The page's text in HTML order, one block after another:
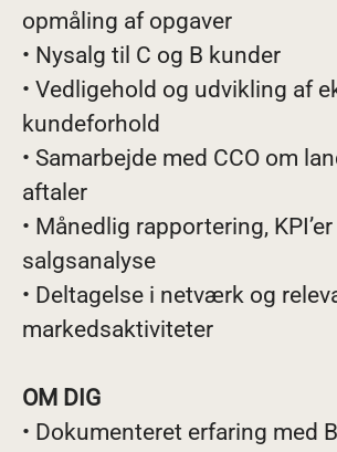
opmåling af opgaver
• Nysalg til C og B kunder
• Vedligehold og udvikling af
kundeforhold
• Samarbejde med CCO om
aftaler
• Månedlig rapportering,
salgsanalyse
• Deltagelse i netværk og
markedsaktiviteter
OM DIG
• Dokumenteret erfaring med